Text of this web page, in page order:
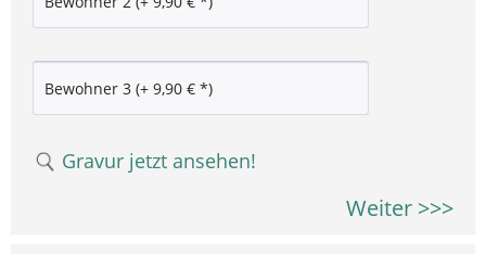
Gravur jetzt ansehen!
Weiter >>>